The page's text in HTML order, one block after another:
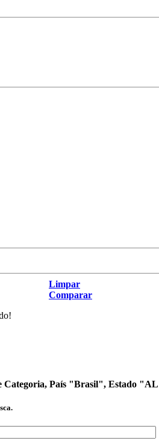
Limpar
Comparar
Categoria, País "Brasil", Estado